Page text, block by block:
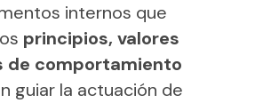
internos que
principios, valores
de comportamiento
guiar la actuación de